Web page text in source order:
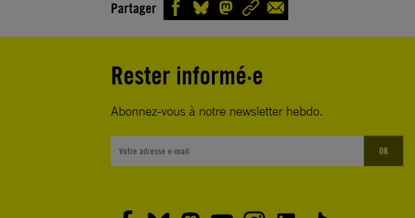
Partager
Rester informé·e
Abonnez-vous à notre newsletter hebdo.
OK